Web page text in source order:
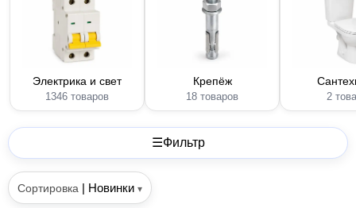
Электрика и свет
1346 товаров
Крепёж
18 товаров 2
☰Фильтр
Сортировка | Новинки ▾